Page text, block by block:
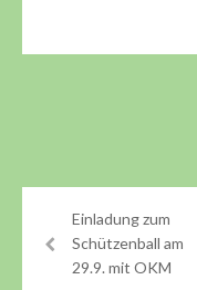
Einladung zum
Schützenball am
29.9. mit OKM